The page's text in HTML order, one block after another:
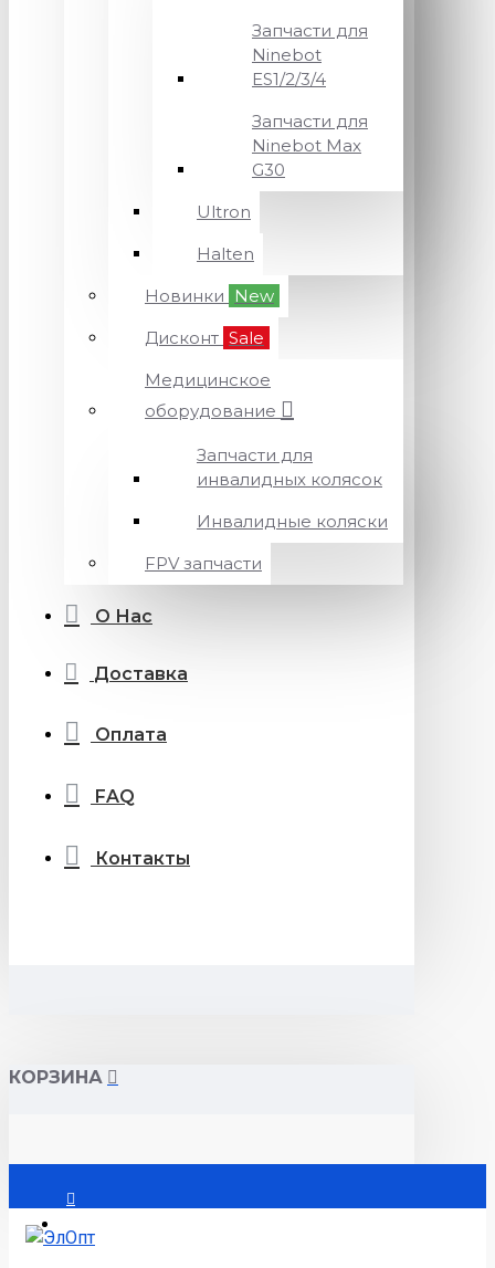
Запчасти для
Ninebot
ES1/2/3/4
Запчасти для
Ninebot Max
G30
Ultron
Halten
Новинки
New
Дисконт Sale
Медицинское
оборудование
Запчасти для
инвалидных колясок
Инвалидные коляски
FPV запчасти
О Нас
Доставка
Оплата
FAQ
Контакты
КОРЗИНА